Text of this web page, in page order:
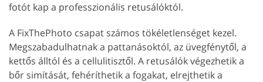
fotót kap a professzionális retusálóktól.
A FixThePhoto csapat számos tökéletlenséget kezel.
Megszabadulhatnak a pattanásoktól, az üvegfénytől, a
kettős álltól és a cellulitisztől. A retusálók végezhetik a
bőr simítását, fehéríthetik a fogakat, elrejthetik a